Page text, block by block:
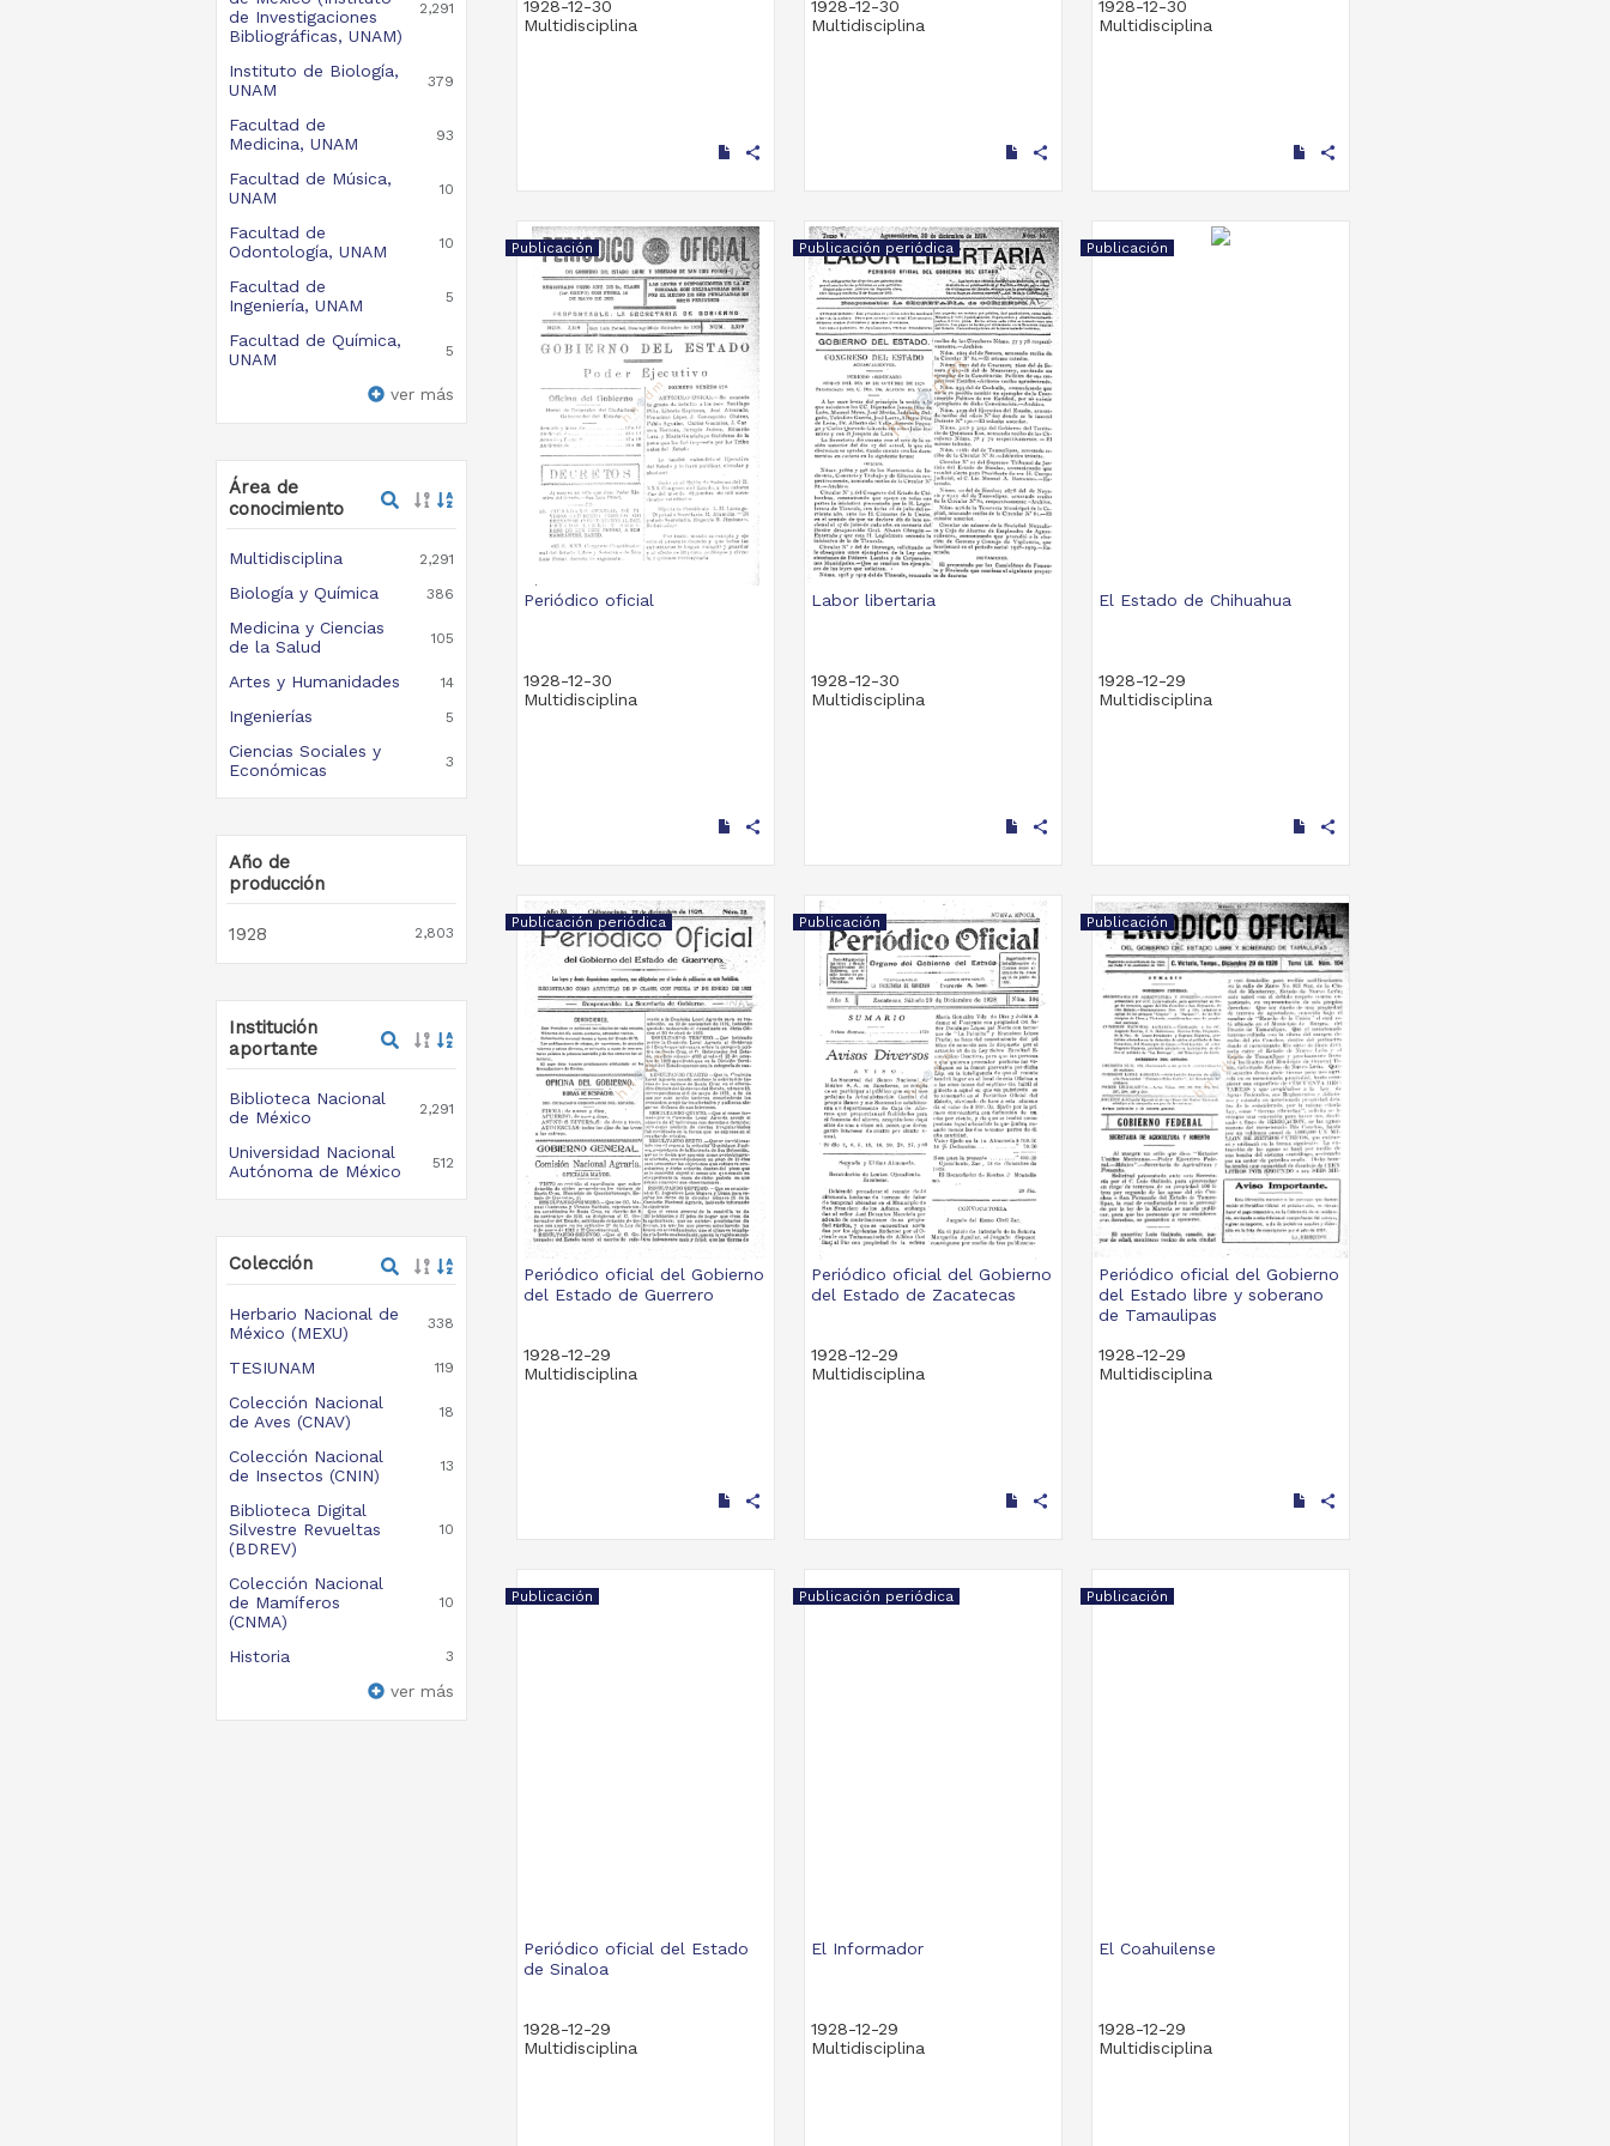
de Investigaciones
Bibliográficas, UNAM)
2,291
Instituto de Biología,
UNAM
379
Facultad de
Medicina, UNAM
93
Facultad de Música,
UNAM
10
Facultad de
Odontología, UNAM
10
Facultad de
Ingeniería, UNAM
5
Facultad de Química,
UNAM
5
ver más
Área de
conocimiento
Multidisciplina 2,291
Biología y Química 386
Medicina y Ciencias
de la Salud
105
Artes y Humanidades 14
Ingenierías 5
Ciencias Sociales y
Económicas
3
Año de
producción
1928 2,803
Institución
aportante
Biblioteca Nacional
de México
2,291
Universidad Nacional
Autónoma de México
512
Colección
Herbario Nacional de
México (MEXU)
338
TESIUNAM 119
Colección Nacional
de Aves (CNAV)
18
Colección Nacional
de Insectos (CNIN)
13
Biblioteca Digital
Silvestre Revueltas
(BDREV)
10
Colección Nacional
de Mamíferos
(CNMA)
10
Historia 3
ver más
1928-12-30
Multidisciplina
share
1928-12-30
Multidisciplina
share
1928-12-30
Multidisciplina
share
Publicación
Periódico oficial
1928-12-30
Multidisciplina
share
Publicación periódica
Labor libertaria
1928-12-30
Multidisciplina
share
Publicación
El Estado de Chihuahua
1928-12-29
Multidisciplina
share
Publicación periódica
Periódico oficial del Gobierno
del Estado de Guerrero
1928-12-29
Multidisciplina
share
Publicación
Periódico oficial del Gobierno
del Estado de Zacatecas
1928-12-29
Multidisciplina
share
Publicación
Periódico oficial del Gobierno
del Estado libre y soberano
de Tamaulipas
1928-12-29
Multidisciplina
share
Publicación
Periódico oficial del Estado
de Sinaloa
1928-12-29
Multidisciplina
Publicación periódica
El Informador
1928-12-29
Multidisciplina
Publicación
El Coahuilense
1928-12-29
Multidisciplina